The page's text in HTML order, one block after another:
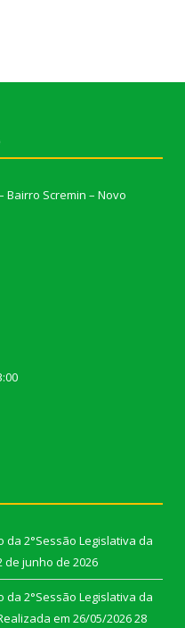
Bairro Scremin – Novo
da 2°Sessão Legislativa da
de junho de 2026
da 2°Sessão Legislativa da
em 26/05/202628